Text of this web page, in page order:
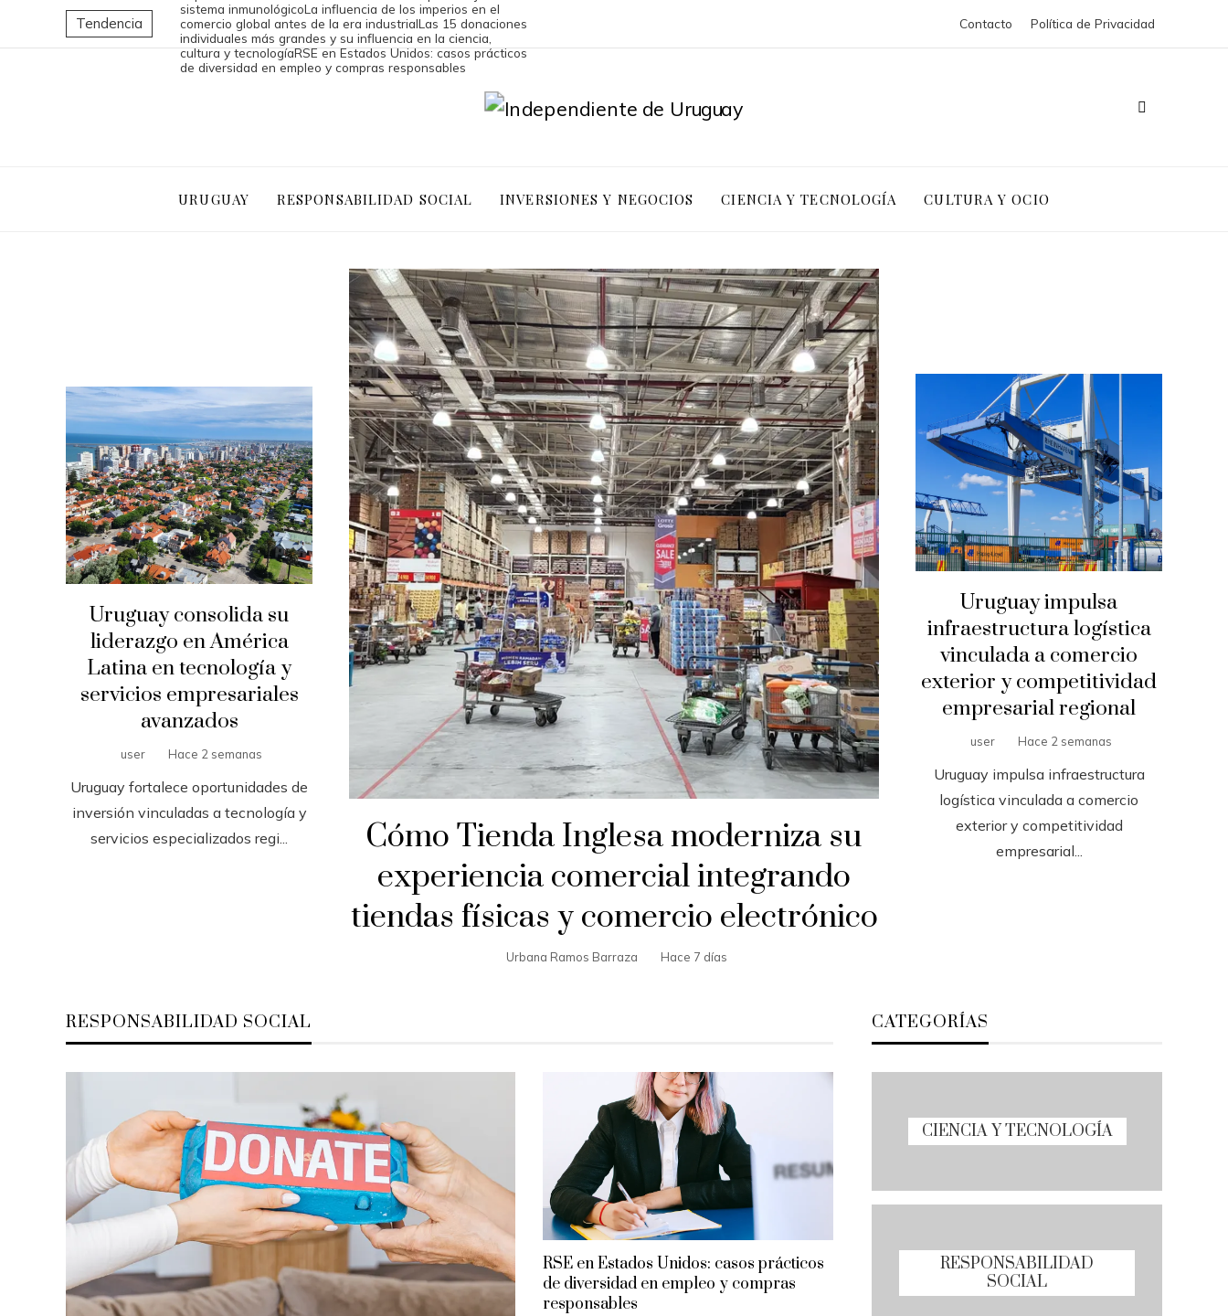
Tendencia
sistema inmunológicoLa influencia de los imperios en el
comercio global antes de la era industrialLas 15 donaciones
individuales más grandes y su influencia en la ciencia,
cultura y tecnologíaRSE en Estados Unidos: casos prácticos
de diversidad en empleo y compras responsables
Contacto Política de Privacidad
URUGUAY RESPONSABILIDAD SOCIAL INVERSIONES Y NEGOCIOS CIENCIA Y TECNOLOGÍA CULTURA Y OCIO
Cómo Tienda Inglesa moderniza su
experiencia comercial integrando
tiendas físicas y comercio electrónico
Urbana Ramos Barraza Hace 7 días
Uruguay consolida su
liderazgo en América
Latina en tecnología y
servicios empresariales
avanzados
user Hace 2 semanas
Uruguay fortalece oportunidades de
inversión vinculadas a tecnología y
servicios especializados regi...
Uruguay impulsa
infraestructura logística
vinculada a comercio
exterior y competitividad
empresarial regional
user Hace 2 semanas
Uruguay impulsa infraestructura
logística vinculada a comercio
exterior y competitividad
empresarial...
RESPONSABILIDAD SOCIAL
RSE en Estados Unidos: casos prácticos
de diversidad en empleo y compras
responsables
CATEGORÍAS
CIENCIA Y TECNOLOGÍA
RESPONSABILIDAD
SOCIAL